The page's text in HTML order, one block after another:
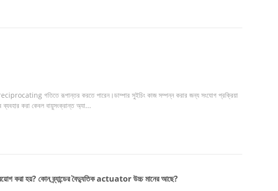
গতিতে রূপান্তর করতে পারেন।ডাম্পার সুইচিং কাজ সম্পন্ন করার জন্য সংযোগ প্রক্রিয়া
ব্যবহার করা কেবল বায়ুসংক্রান্ত অ্যা...
করা হয়? কোন ব্র্যান্ডের বৈদ্যুতিক actuator উচ্চ মানের আছে?